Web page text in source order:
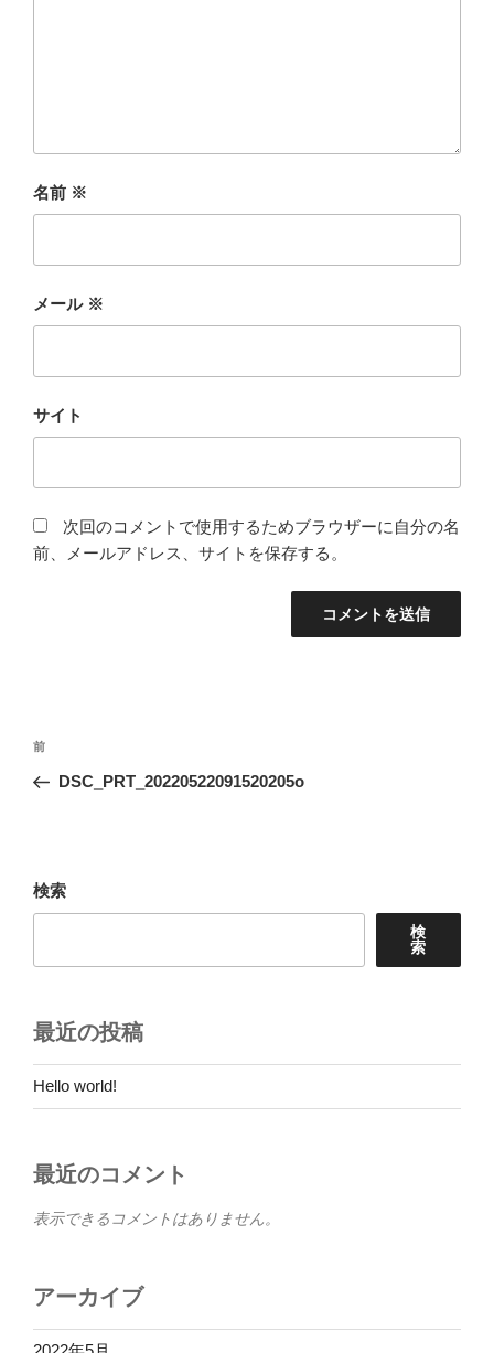
名前 ※
メール ※
サイト
次回のコメントで使用するためブラウザーに自分の名
前、メールアドレス、サイトを保存する。
投
ナ
ー
シ
前
の
前
DSC_PRT_20220522091520205o
検索
検
索
最近の投稿
Hello world!
最近のコメント
表示できるコメントはありません。
アーカイブ